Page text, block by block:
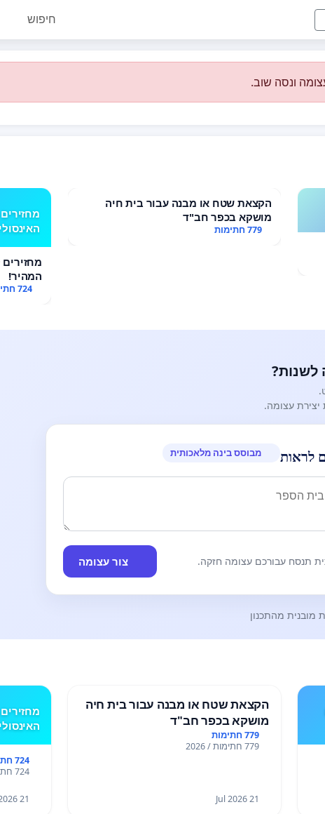
חיפוש
ונסה שוב.
הקצאת שטח או מבנה עבור בית חיה
מושקא בכפר חב"ד
779 חתימות
המהיר!
724 חתימות
עצומה.
לראות מבוסס בינה מלאכותית
תנסח עבורכם עצומה חזקה. צור עצומה
מובנית מהתכנון
הקצאת שטח או מבנה עבור בית חיה
מושקא בכפר חב"ד
779 חתימות
779 חתימות / 2026
21 Jul 2026
724 חתימות
724 חתימות / 2026
21 Jun 2026